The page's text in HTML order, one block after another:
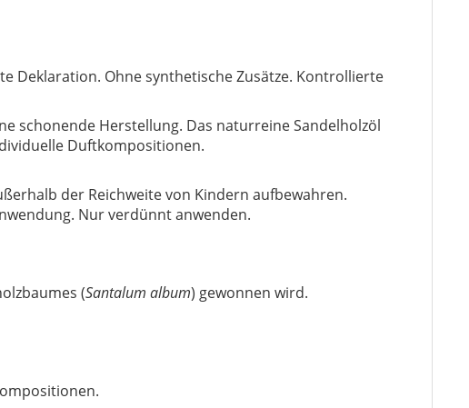
Deklaration. Ohne synthetische Zusätze. Kontrollierte
schonende Herstellung. Das naturreine Sandelholzöl
Duftkompositionen.
der Reichweite von Kindern aufbewahren.
Nur verdünnt anwenden.
(Santalum album) gewonnen wird.